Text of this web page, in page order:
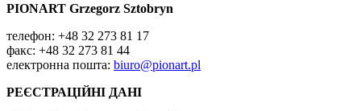
PIONART Grzegorz Sztobryn
телефон: +48 32 273 81 17
факс: +48 32 273 81 44
електронна пошта: biuro@pionart.pl
РЕЄСТРАЦІЙНІ ДАНІ